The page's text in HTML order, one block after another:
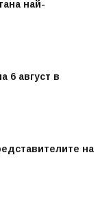
най-
6 август в
на